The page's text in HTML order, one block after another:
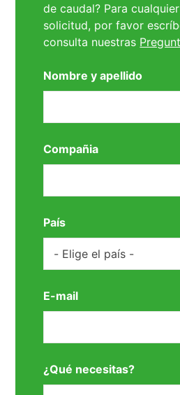
de caudal? Para
solicitud, por favor
consulta nuestras
Nombre y apellido
Compañia
País
E-mail
¿Qué necesitas?